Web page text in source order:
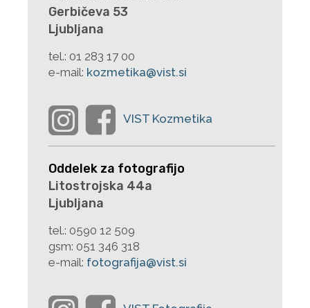
Gerbičeva 53
Ljubljana
tel.: 01 283 17 00
e-mail: kozmetika@vist.si
Oddelek za fotografijo
Litostrojska 44a
Ljubljana
tel.: 0590 12 509
gsm: 051 346 318
e-mail: fotografija@vist.si